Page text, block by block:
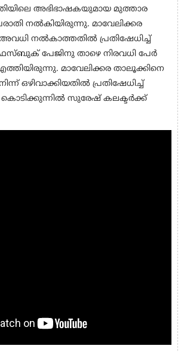
അഭിഭാഷകയുമായ മുത്താര
നൽകിയിരുന്നു. മാവേലിക്കര
നൽകാത്തതിൽ പ്രതിഷേധിച്ച്
പേജിനു താഴെ നിരവധി പേർ
മാവേലിക്കര താലൂക്കിനെ
ഒഴിവാക്കിയതിൽ പ്രതിഷേധിച്ച്
കൊടിക്കുന്നിൽ സുരേഷ് കലക്ടർക്ക്